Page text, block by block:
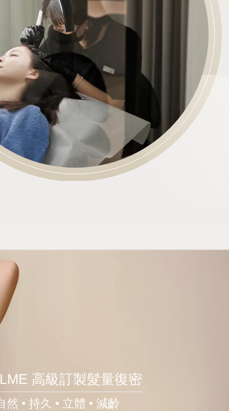
高級訂製髮量復密
然 • 持久 • 立體 • 減齡